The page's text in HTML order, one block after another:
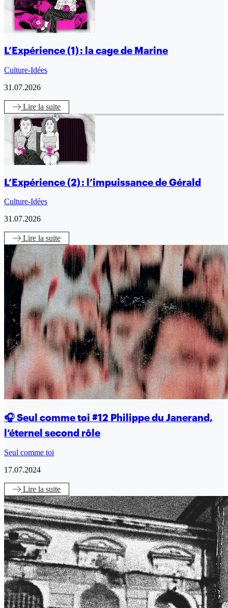
L’Expérience (1) : la cage de Marine
Culture-Idées
31.07.2026
Lire la suite
L’Expérience (2) : l’impuissance de Gérald
Culture-Idées
31.07.2026
Lire la suite
🎧 Seul comme toi #12 Philippe du Janerand,
l’éternel second rôle
Seul comme toi
17.07.2024
Lire la suite